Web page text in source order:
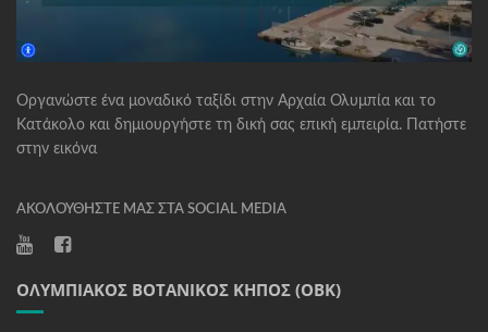
Οργανώστε ένα μοναδικό ταξίδι στην Αρχαία Ολυμπία και το
Κατάκολο και δημιουργήστε τη δική σας επική εμπειρία. Πατήστε
στην εικόνα
ΑΚΟΛΟΥΘΉΣΤΕ ΜΑΣ ΣΤΑ SOCIAL MEDIA
ΟΛΥΜΠΙΑΚΌΣ ΒΟΤΑΝΙΚΌΣ ΚΉΠΟΣ (ΟΒΚ)